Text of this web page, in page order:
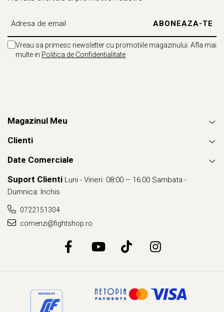
Vreau sa primesc newsletter cu promotiile magazinului. Afla mai
multe in Politica de Confidentialitate
Magazinul Meu
Clienti
Date Comerciale
Suport Clienti Luni - Vineri: 08:00 – 16:00 Sambata -
Dumnica: Inchis
0722151304
comenzi@fightshop.ro